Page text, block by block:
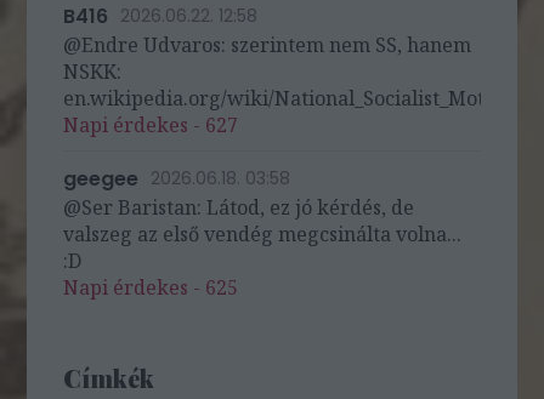
B416 2026.06.22. 12:58
@Endre Udvaros: szerintem nem SS, hanem
NSKK:
en.wikipedia.org/wiki/
Napi érdekes - 627
geegee 2026.06.18. 03:58
@Ser Baristan: Látod, ez jó kérdés, de
valszeg az első vendég megcsinálta volna...
:D
Napi érdekes - 625
Címkék